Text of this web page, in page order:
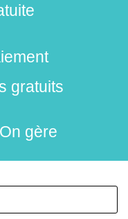
gratuits
gère